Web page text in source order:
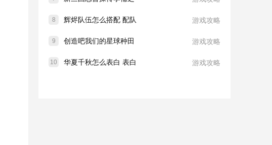
8 辉烬队伍怎么搭配 配队 游戏攻略
9 创造吧我们的星球种田 游戏攻略
10 华夏千秋怎么表白 表白 游戏攻略